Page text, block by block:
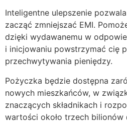
Inteligentne ulepszenie
zacząć zmniejszać EMI.
dzięki wydawanemu w
i inicjowaniu powstrzymać cię
przechwytywania pieniędzy.
Pożyczka będzie dostępna
nowych mieszkańców, w
znaczących składnikach i
wartości około trzech bilionów